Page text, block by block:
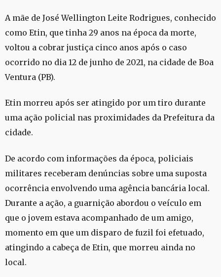
A mãe de José Wellington Leite Rodrigues, conhecido
como Etin, que tinha 29 anos na época da morte,
voltou a cobrar justiça cinco anos após o caso
ocorrido no dia 12 de junho de 2021, na cidade de Boa
Ventura (PB).
Etin morreu após ser atingido por um tiro durante
uma ação policial nas proximidades da Prefeitura da
cidade.
De acordo com informações da época, policiais
militares receberam denúncias sobre uma suposta
ocorrência envolvendo uma agência bancária local.
Durante a ação, a guarnição abordou o veículo em
que o jovem estava acompanhado de um amigo,
momento em que um disparo de fuzil foi efetuado,
atingindo a cabeça de Etin, que morreu ainda no
local.